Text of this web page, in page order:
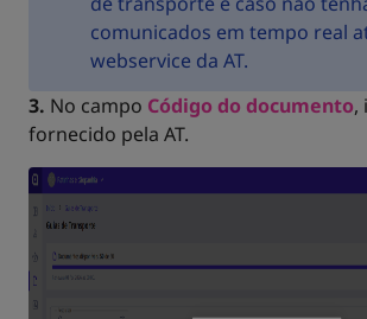
comunicados em tempo real
webservice da AT.
3. No campo Código do documento,
fornecido pela AT.